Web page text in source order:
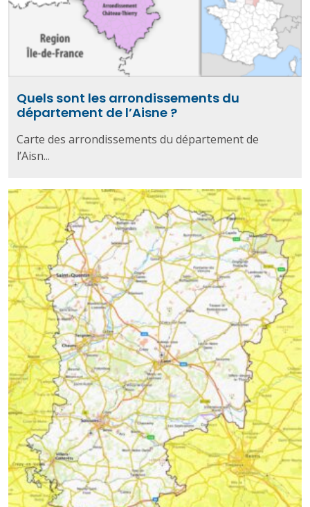
Quels sont les arrondissements du
département de l’Aisne ?
Carte des arrondissements du département de
l’Aisn...